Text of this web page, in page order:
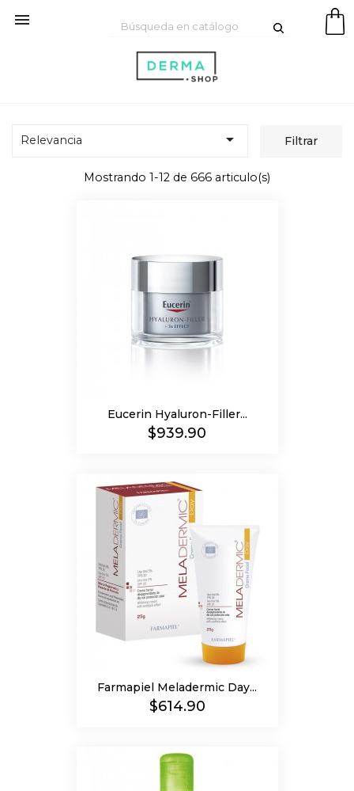

Relevancia  Filtrar
Mostrando 1-12 de 666 articulo(s)
Eucerin Hyaluron-Filler...
Precio
$939.90
Farmapiel Meladermic Day...
Precio
$614.90